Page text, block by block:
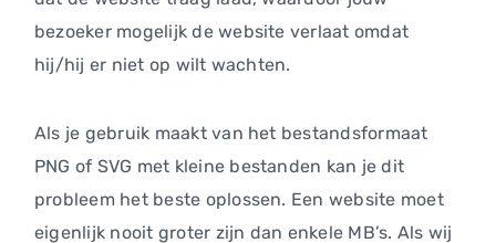
bezoeker mogelijk de website verlaat omdat
hij/hij er niet op wilt wachten.
Als je gebruik maakt van het bestandsformaat
PNG of SVG met kleine bestanden kan je dit
probleem het beste oplossen. Een website moet
eigenlijk nooit groter zijn dan enkele MB’s. Als wij